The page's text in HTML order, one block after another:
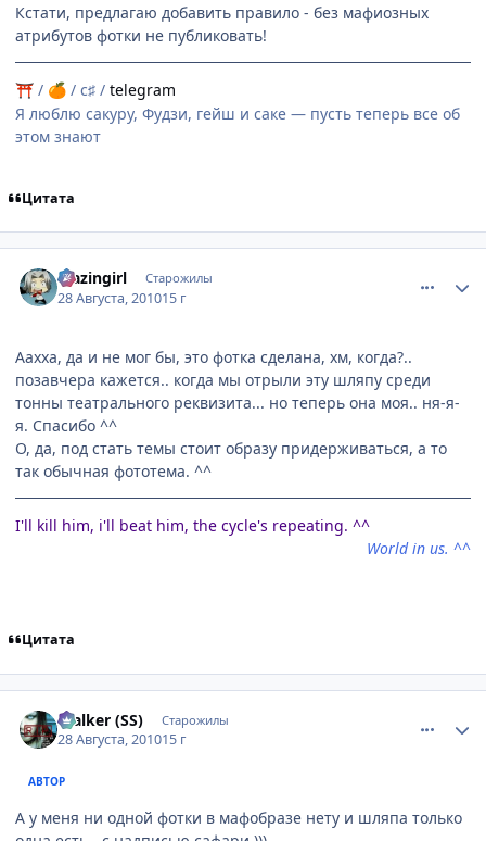
Кстати, предлагаю добавить правило - без мафиозных
атрибутов фотки не публиковать!
⛩ / 🍊 / c♯ / telegram
Я люблю сакуру, Фудзи, гейш и саке — пусть теперь все об
этом знают
Цитата
blazingirl Старожилы
28 Августа, 201015 г
Аахха, да и не мог бы, это фотка сделана, хм, когда?..
позавчера кажется.. когда мы отрыли эту шляпу среди
тонны театрального реквизита... но теперь она моя.. ня-я-
я. Спасибо ^^
О, да, под стать темы стоит образу придерживаться, а то
так обычная фототема. ^^
I'll kill him, i'll beat him, the cycle's repeating. ^^
World in us. ^^
Цитата
$talker (SS) Старожилы
28 Августа, 201015 г
АВТОР
А у меня ни одной фотки в мафобразе нету и шляпа только